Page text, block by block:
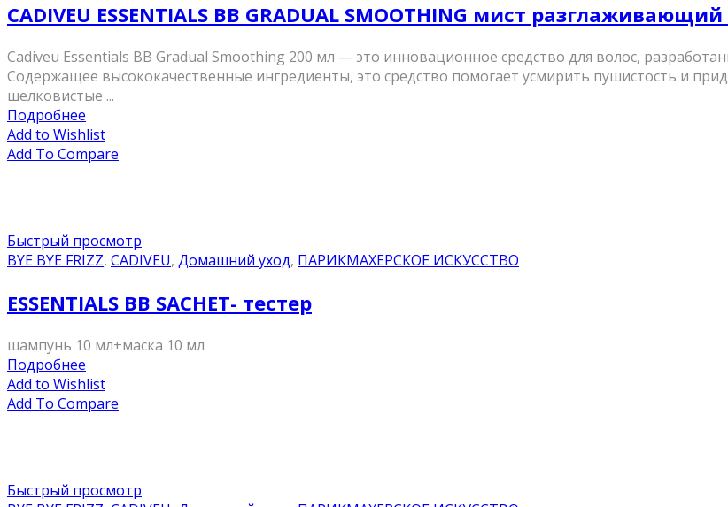
CADIVEU ESSENTIALS BB GRADUAL SMOOTHING мист
Cadiveu Essentials BB Gradual Smoothing 200 мл — это инновационное средство для волос,
Содержащее высококачественные ингредиенты, это средство помогает усмирить пушистость и
шелковистые ...
Подробнее
Add to Wishlist
Add To Compare
Быстрый просмотр
BYE BYE FRIZZ, CADIVEU, Домашний уход, ПАРИКМАХЕРСКОЕ ИСКУССТВО
ESSENTIALS BB SACHET- тестер
шампунь 10 мл+маска 10 мл
Подробнее
Add to Wishlist
Add To Compare
Быстрый просмотр